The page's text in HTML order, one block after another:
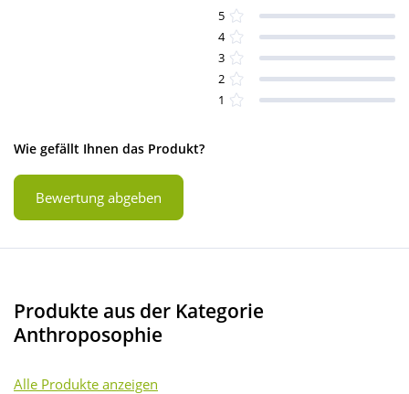
5
4
3
2
1
Wie gefällt Ihnen das Produkt?
Bewertung abgeben
Produkte aus der Kategorie
Anthroposophie
Alle Produkte anzeigen